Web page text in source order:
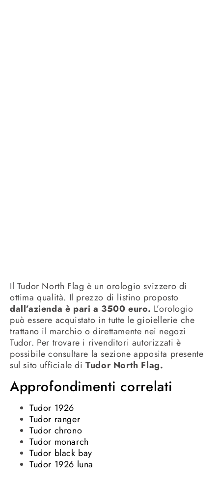
Il Tudor North Flag è un orologio svizzero di
ottima qualità. Il prezzo di listino proposto
dall’azienda è pari a 3500 euro. L’orologio
può essere acquistato in tutte le gioiellerie che
trattano il marchio o direttamente nei negozi
Tudor. Per trovare i rivenditori autorizzati è
possibile consultare la sezione apposita presente
sul sito ufficiale di Tudor North Flag.
Approfondimenti correlati
Tudor 1926
Tudor ranger
Tudor chrono
Tudor monarch
Tudor black bay
Tudor 1926 luna